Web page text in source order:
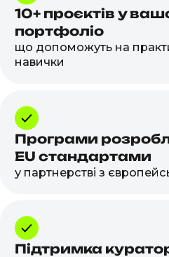
10+ проєктів у
портфоліо
що допоможуть на
навички
Програми
EU стандартами
у партнерстві з
Підтримка